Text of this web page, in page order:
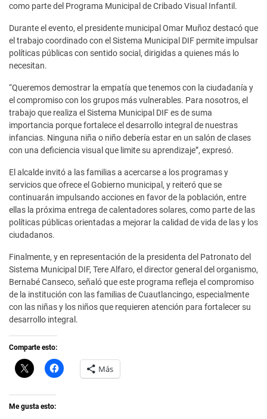
como parte del Programa Municipal de Cribado Visual Infantil.
Durante el evento, el presidente municipal Omar Muñoz destacó que
el trabajo coordinado con el Sistema Municipal DIF permite impulsar
políticas públicas con sentido social, dirigidas a quienes más lo
necesitan.
“Queremos demostrar la empatía que tenemos con la ciudadanía y
el compromiso con los grupos más vulnerables. Para nosotros, el
trabajo que realiza el Sistema Municipal DIF es de suma
importancia porque fortalece el desarrollo integral de nuestras
infancias. Ninguna niña o niño debería estar en un salón de clases
con una deficiencia visual que limite su aprendizaje”, expresó.
El alcalde invitó a las familias a acercarse a los programas y
servicios que ofrece el Gobierno municipal, y reiteró que se
continuarán impulsando acciones en favor de la población, entre
ellas la próxima entrega de calentadores solares, como parte de las
políticas públicas orientadas a mejorar la calidad de vida de las y los
ciudadanos.
Finalmente, y en representación de la presidenta del Patronato del
Sistema Municipal DIF, Tere Alfaro, el director general del organismo,
Bernabé Canseco, señaló que este programa refleja el compromiso
de la institución con las familias de Cuautlancingo, especialmente
con las niñas y los niños que requieren atención para fortalecer su
desarrollo integral.
Comparte esto:
C
l
k
t
H
a Más
Me gusta esto: